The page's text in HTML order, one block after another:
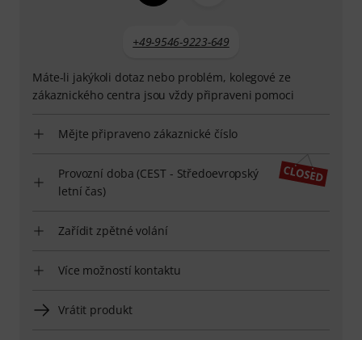
+49-9546-9223-649
Máte-li jakýkoli dotaz nebo problém, kolegové ze
zákaznického centra jsou vždy připraveni pomoci
Mějte připraveno zákaznické číslo
Provozní doba (CEST - Středoevropský
letní čas)
Zařídit zpětné volání
Více možností kontaktu
Vrátit produkt